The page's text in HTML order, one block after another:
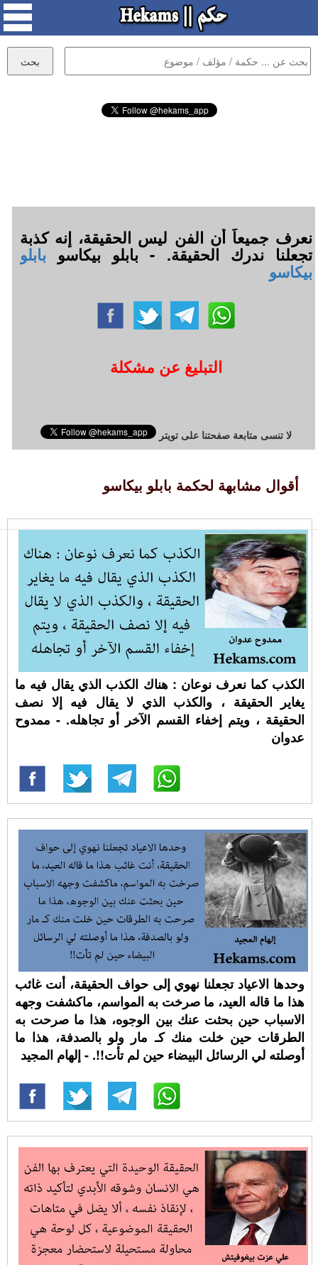
نعرف جميعاً أن الفن ليس الحقيقة، إنه كذبة
تجعلنا ندرك الحقيقة. - بابلو بيكاسو بابلو
بيكاسو
التبليغ عن مشكلة
لا تنسى متابعة صفحتنا على تويتر
أقوال مشابهة لحكمة بابلو بيكاسو
الكذب كما نعرف نوعان : هناك الكذب الذي يقال فيه ما
يغاير الحقيقة ، والكذب الذي لا يقال فيه إلا نصف
الحقيقة ، ويتم إخفاء القسم الآخر أو تجاهله. - ممدوح
عدوان
وحدها الاعياد تجعلنا نهوي إلى حواف الحقيقة، أنت غائب
هذا ما قاله العيد، ما صرخت به المواسم، ماكشفت وجهه
الاسباب حين بحثت عنك بين الوجوه، هذا ما صرحت به
الطرقات حين خلت منك كـ مار ولو بالصدفة، هذا ما
أوصلته لي الرسائل البيضاء حين لم تأت!!. - إلهام المجيد